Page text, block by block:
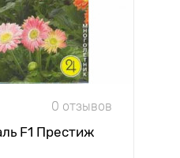
0 отзывов
F1 Престиж